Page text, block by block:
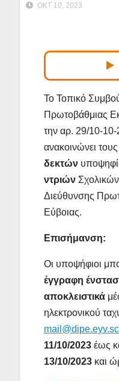
ΟΚΤ 10, 2023
Το Τοπικό
Πρωτοβάθμιας
την αρ. 29/10-
ανακοινώνει τους
δεκτών
ντριών
Διεύθυνσης
Εύβοιας.
Επισήμανση:
Οι υποψήφιοι
έγγραφη
αποκλειστικά
ηλεκτρονικού
11/10/2023 έως
13/10/2023 και